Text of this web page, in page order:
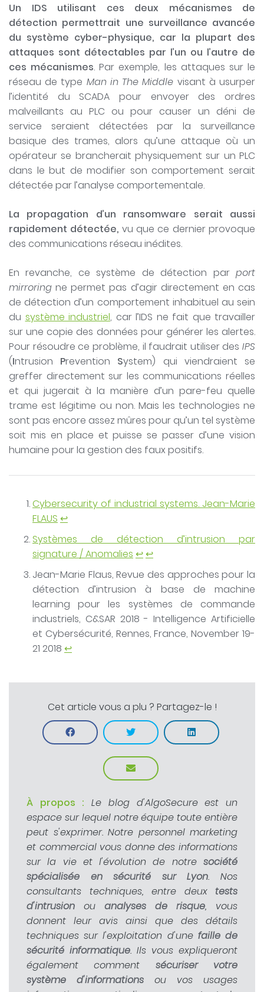
Un IDS utilisant ces deux mécanismes de
détection permettrait une surveillance avancée
du système cyber-physique, car la plupart des
attaques sont détectables par l’un ou l’autre de
ces mécanismes. Par exemple, les attaques sur le
réseau de type Man in The Middle visant à usurper
l’identité du SCADA pour envoyer des ordres
malveillants au PLC ou pour causer un déni de
service seraient détectées par la surveillance
basique des trames, alors qu’une attaque où un
opérateur se brancherait physiquement sur un PLC
dans le but de modifier son comportement serait
détectée par l’analyse comportementale.
La propagation d’un ransomware serait aussi
rapidement détectée, vu que ce dernier provoque
des communications réseau inédites.
En revanche, ce système de détection par port
mirroring ne permet pas d’agir directement en cas
de détection d’un comportement inhabituel au sein
du système industriel, car l’IDS ne fait que travailler
sur une copie des données pour générer les alertes.
Pour résoudre ce problème, il faudrait utiliser des IPS
(Intrusion Prevention System) qui viendraient se
greffer directement sur les communications réelles
et qui jugerait à la manière d’un pare-feu quelle
trame est légitime ou non. Mais les technologies ne
sont pas encore assez mûres pour qu’un tel système
soit mis en place et puisse se passer d’une vision
humaine pour la gestion des faux positifs.
Cybersecurity of industrial systems. Jean-Marie
FLAUS ↩
Systèmes de détection d’intrusion par
signature / Anomalies ↩ ↩
Jean-Marie Flaus, Revue des approches pour la
détection d’intrusion à base de machine
learning pour les systèmes de commande
industriels, C&SAR 2018 - Intelligence Artificielle
et Cybersécurité, Rennes, France, November 19-
21 2018 ↩
Cet article vous a plu ? Partagez-le !
À propos : Le blog d'AlgoSecure est un
espace sur lequel notre équipe toute entière
peut s'exprimer. Notre personnel marketing
et commercial vous donne des informations
sur la vie et l'évolution de notre société
spécialisée en sécurité sur Lyon. Nos
consultants techniques, entre deux tests
d'intrusion ou analyses de risque, vous
donnent leur avis ainsi que des détails
techniques sur l'exploitation d'une faille de
sécurité informatique. Ils vous expliqueront
également comment sécuriser votre
système d'informations ou vos usages